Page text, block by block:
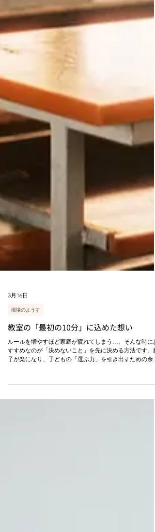
3月16日
現場のようす
教室の「最初の10分」に込めた想い
ルールを増やすほど家庭が疲れてしまう…。そんな時にお
の作り方を提案します。